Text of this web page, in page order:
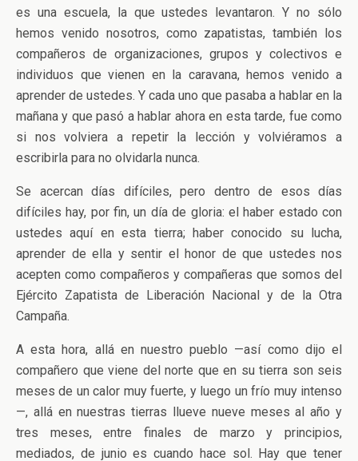
es una escuela, la que ustedes levantaron. Y no sólo
hemos venido nosotros, como zapatistas, también los
compañeros de organizaciones, grupos y colectivos e
individuos que vienen en la caravana, hemos venido a
aprender de ustedes. Y cada uno que pasaba a hablar en la
mañana y que pasó a hablar ahora en esta tarde, fue como
si nos volviera a repetir la lección y volviéramos a
escribirla para no olvidarla nunca.
Se acercan días difíciles, pero dentro de esos días
difíciles hay, por fin, un día de gloria: el haber estado con
ustedes aquí en esta tierra; haber conocido su lucha,
aprender de ella y sentir el honor de que ustedes nos
acepten como compañeros y compañeras que somos del
Ejército Zapatista de Liberación Nacional y de la Otra
Campaña.
A esta hora, allá en nuestro pueblo —así como dijo el
compañero que viene del norte que en su tierra son seis
meses de un calor muy fuerte, y luego un frío muy intenso
—, allá en nuestras tierras llueve nueve meses al año y
tres meses, entre finales de marzo y principios,
mediados, de junio es cuando hace sol. Hay que tener